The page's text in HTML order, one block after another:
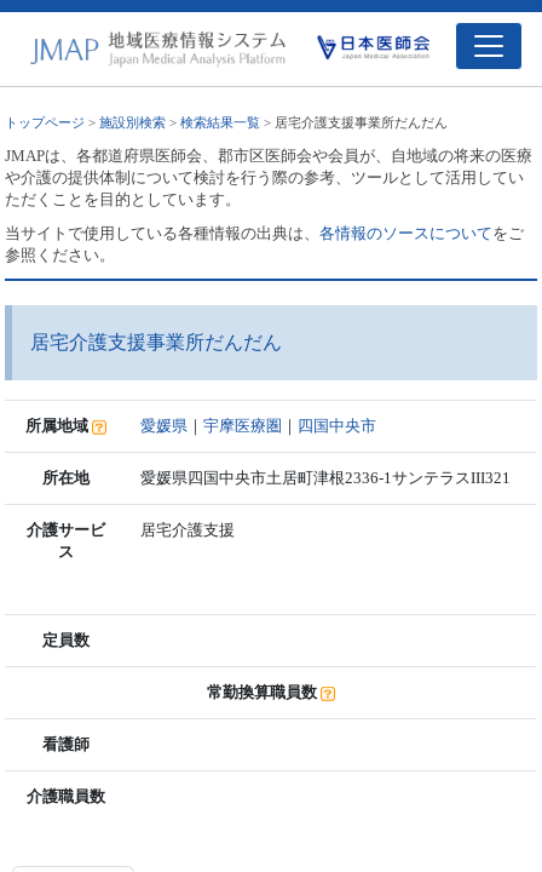
トップページ >施設別検索 >検索結果一覧 > 居宅介護支援事業所だんだん
JMAPは、各都道府県医師会、郡市区医師会や会員が、自地域の将来の医療
や介護の提供体制について検討を行う際の参考、ツールとして活用してい
ただくことを目的としています。
当サイトで使用している各種情報の出典は、各情報のソースについてをご
参照ください。
居宅介護支援事業所だんだん
所属地域 愛媛県 ｜宇摩医療圏 ｜ 四国中央市
所在地 愛媛県四国中央市土居町津根2336-1サンテラスIII321
介護サービ
ス
居宅介護支援
定員数
常勤換算職員数
看護師
介護職員数